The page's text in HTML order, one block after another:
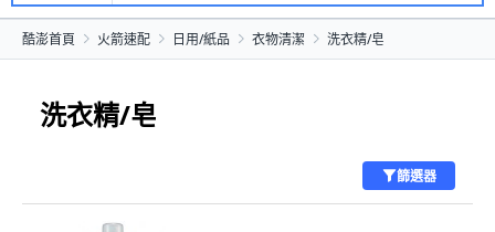
酷澎首頁 火箭速配 日用/紙品 衣物清潔 洗衣精/皂
洗衣精/皂
篩選器